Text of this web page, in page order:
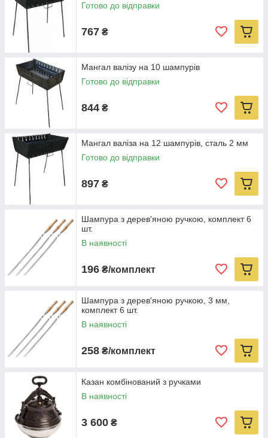
Готово до відправки
767 ₴
Мангал валізу на 10 шампурів
Готово до відправки
844 ₴
Мангал валіза на 12 шампурів, сталь 2 мм
Готово до відправки
897 ₴
Шампура з дерев'яною ручкою, комплект 6
шт.
В наявності
196 ₴/комплект
Шампура з дерев'яною ручкою, 3 мм,
комплект 6 шт.
В наявності
258 ₴/комплект
Казан комбінований з ручками
В наявності
3 600 ₴